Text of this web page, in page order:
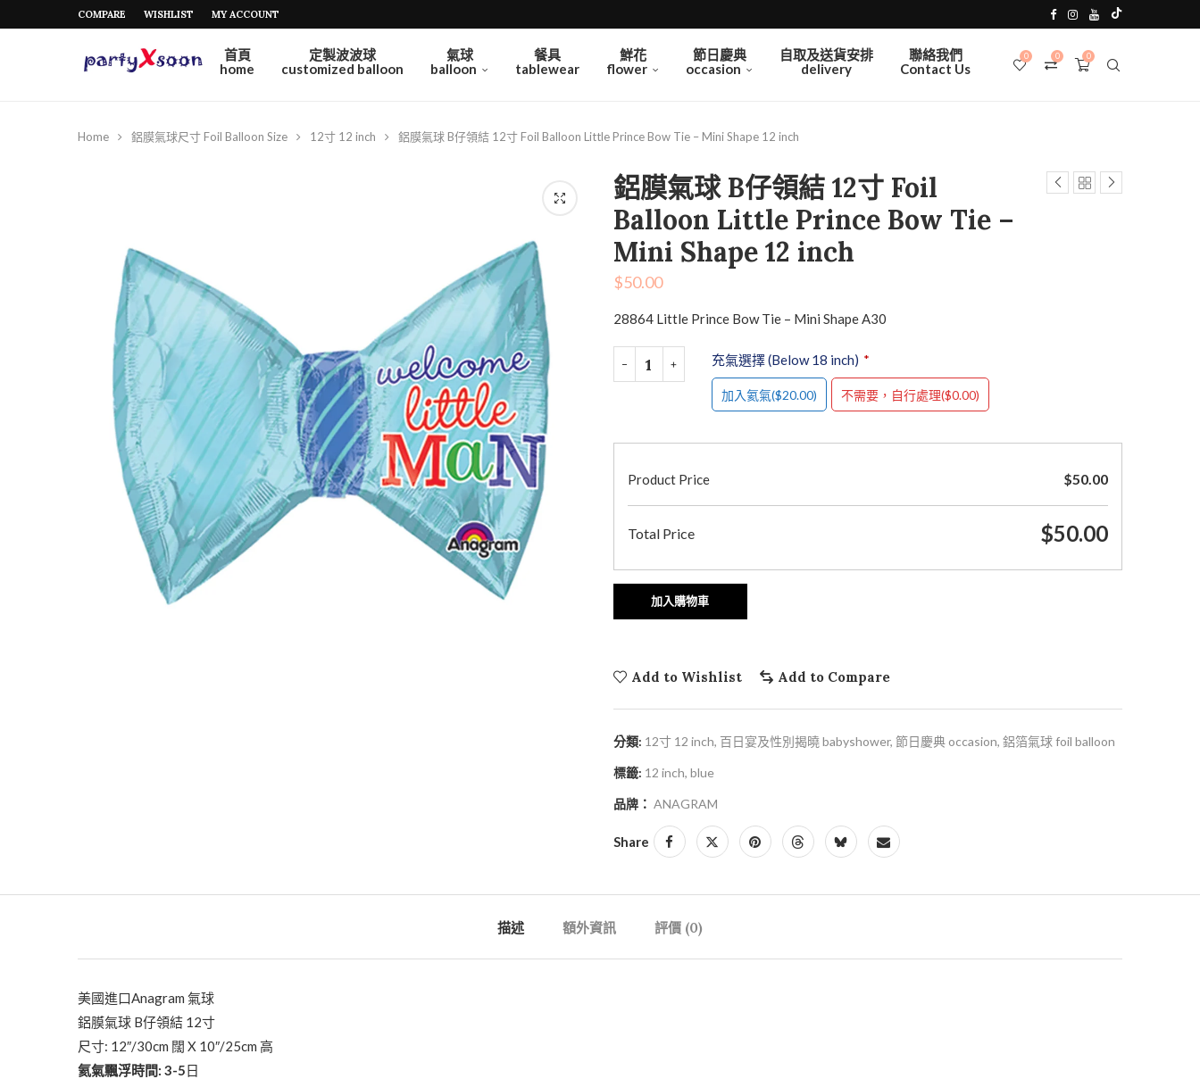
COMPARE WISHLIST MY ACCOUNT
首頁
home
定製波波球
customized balloon
氣球
balloon
餐具
tablewear
鮮花
flower
節日慶典
occasion
自取及送貨安排
delivery
聯絡我們
Contact Us
0
0
0
Home 鋁膜氣球尺寸 Foil Balloon Size 12寸 12 inch 鋁膜氣球 B仔領結 12寸 Foil Balloon Little Prince Bow Tie – Mini Shape 12 inch
鋁膜氣球 B仔領結 12寸 Foil
Balloon Little Prince Bow Tie –
Mini Shape 12 inch
$50.00
28864 Little Prince Bow Tie – Mini Shape A30
充氣選擇 (Below 18 inch) *
加入氦氣($20.00) 不需要，自行處理($0.00)
Product Price $50.00
Total Price $50.00
加入購物車
Add to Wishlist Add to Compare
分類: 12寸 12 inch, 百日宴及性別揭曉 babyshower, 節日慶典 occasion, 鋁箔氣球 foil balloon
標籤: 12 inch, blue
品牌： ANAGRAM
Share
描述 額外資訊 評價 (0)
美國進口Anagram 氣球
鋁膜氣球 B仔領結 12寸
尺寸: 12″/30cm 闊 X 10″/25cm 高
氦氣飄浮時間: 3-5日